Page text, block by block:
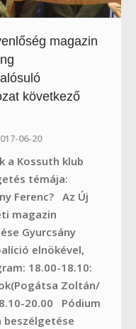
magazin
következő
06-20
a Kossuth klub
témája:
Ferenc? Az Új
magazin
Gyurcsány
elnökével,
18.00-18.10:
Zoltán/
20.00 Pódium
beszélgetése